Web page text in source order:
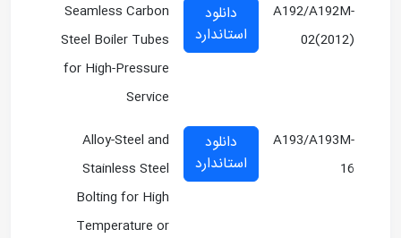
A192/A192M-
02(2012)
دانلود
استاندارد
Seamless Carbon
Steel Boiler Tubes
for High-Pressure
Service
A193/A193M-
16
دانلود
استاندارد
Alloy-Steel and
Stainless Steel
Bolting for High
Temperature or